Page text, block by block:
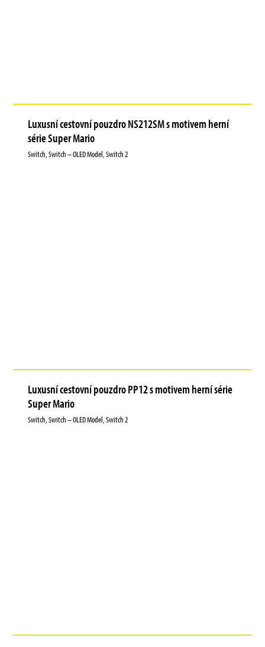
Luxusní cestovní pouzdro NS212SM s motivem herní
série Super Mario
Switch, Switch – OLED Model, Switch 2
Luxusní cestovní pouzdro PP12 s motivem herní série
Super Mario
Switch, Switch – OLED Model, Switch 2